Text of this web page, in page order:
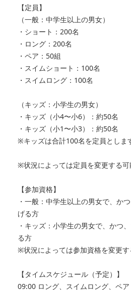
【定員】
（一般：中学生以上の男女）
・ショート：200名
・ロング：200名
・ペア：50組
・スイムショート：100名
・スイムロング：100名
（キッズ：小学生の男女）
・キッズ（小4〜小6）：約50名
・キッズ（小1〜小3）：約50名
※キッズは合計100名を定員としま
※状況によっては定員を変更する可
【参加資格】
・一般：中学生以上の男女で、か
げる方
・キッズ：小学生の男女で、かつ
る方
※状況によっては参加資格を変更す
【タイムスケジュール（予定）】
09:00 ロング、スイムロング、ペア